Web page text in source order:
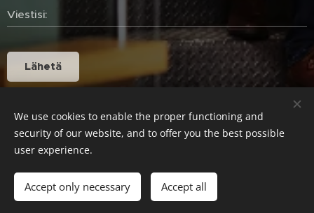
Viestisi:
Lähetä
HEADHUNTER-PALVELUT
ASIAKKAAT JA REFERENSSIT
We use cookies to enable the proper functioning and
security of our website, and to offer you the best possible
user experience.
Accept only necessary Accept all